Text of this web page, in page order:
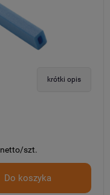
krótki opis
netto/szt.
Do koszyka